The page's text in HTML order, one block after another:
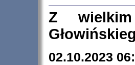
Z
02.10.2023